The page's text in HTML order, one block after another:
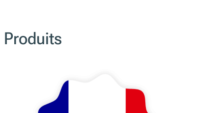
l'épreuve du temps.